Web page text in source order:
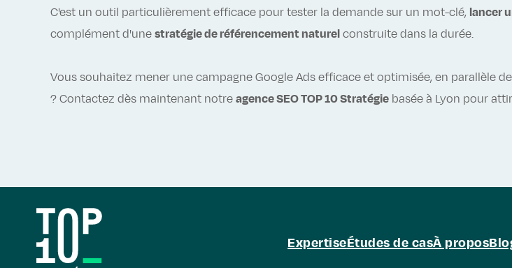
C'est un outil particulièrement efficace pour tester la demande sur un mot-clé, lancer
complément d'une stratégie de référencement naturel construite dans la durée.
Vous souhaitez mener une campagne Google Ads efficace et optimisée, en parallèle
? Contactez dès maintenant notre agence SEO TOP 10 Stratégiebasée à Lyon pour
ExpertiseÉtudes de casÀ propos